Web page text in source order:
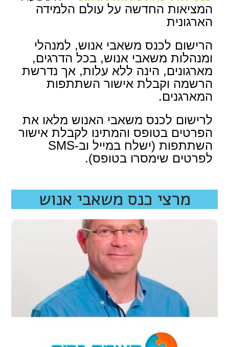
המציאות החדשה על עולם הלמידה
הארגונית
הרישום לכנס משאבי אנוש, למנהלי
ומנהלות משאבי אנוש, בכל הדרגים,
מארגונים, הינה ללא עלות, אך נדרשת
הרשמה וקבלת אישור השתתפות
המארגנים.
לרישום לכנס משאבי האנוש מלאו את
הפרטים בטופס והמתינו לקבלת אישור
השתתפות (ישלח במייל וב-SMS
לפרטים שימסרו בטופס).
מרצי כנס משאבי אנוש
דרור פאול
מנכ"ל חברת "השמה גרופ"